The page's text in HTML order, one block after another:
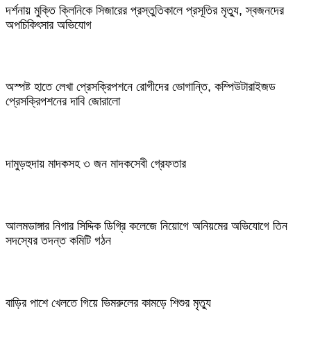
দর্শনায় মুক্তি ক্লিনিকে সিজারের প্রস্তুতিকালে প্রসূতির মৃত্যু, স্বজনদের
অপচিকিৎসার অভিযোগ
অস্পষ্ট হাতে লেখা প্রেসক্রিপশনে রোগীদের ভোগান্তি, কম্পিউটারাইজড
প্রেসক্রিপশনের দাবি জোরালো
দামুড়হুদায় মাদকসহ ৩ জন মাদকসেবী গ্রেফতার
আলমডাঙ্গার নিগার সিদ্দিক ডিগ্রি কলেজে নিয়োগে অনিয়মের অভিযোগে তিন
সদস্যের তদন্ত কমিটি গঠন
বাড়ির পাশে খেলতে গিয়ে ভিমরুলের কামড়ে শিশুর মৃত্যু